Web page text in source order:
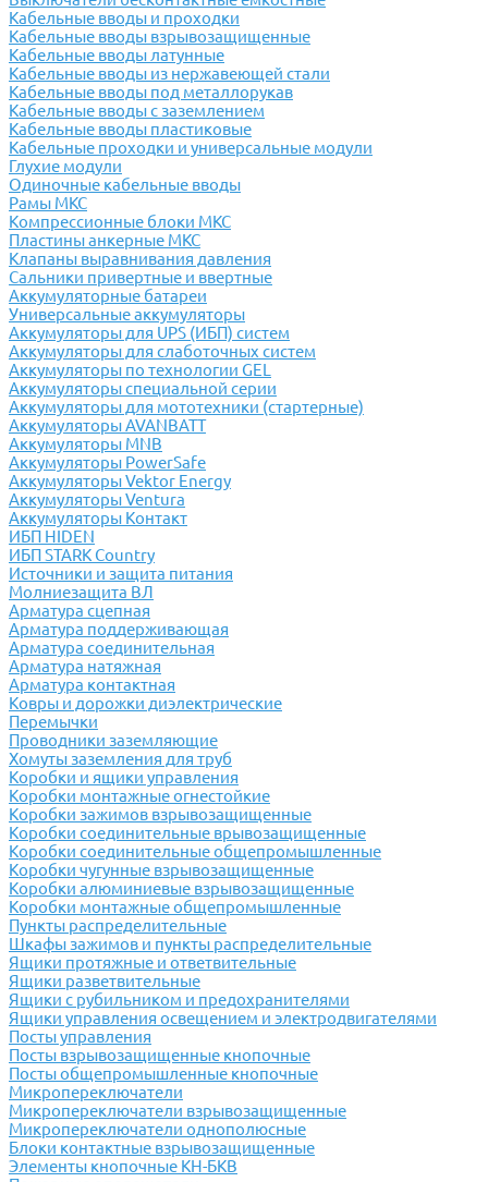
Кабельные вводы и проходки
Кабельные вводы взрывозащищенные
Кабельные вводы латунные
Кабельные вводы из нержавеющей стали
Кабельные вводы под металлорукав
Кабельные вводы с заземлением
Кабельные вводы пластиковые
Кабельные проходки и универсальные модули
Глухие модули
Одиночные кабельные вводы
Рамы МКС
Компрессионные блоки МКС
Пластины анкерные МКС
Клапаны выравнивания давления
Сальники привертные и ввертные
Аккумуляторные батареи
Универсальные аккумуляторы
Аккумуляторы для UPS (ИБП) систем
Аккумуляторы для слаботочных систем
Аккумуляторы по технологии GEL
Аккумуляторы специальной серии
Аккумуляторы для мототехники (стартерные)
Аккумуляторы AVANBATT
Аккумуляторы MNB
Аккумуляторы PowerSafe
Аккумуляторы Vektor Energy
Аккумуляторы Ventura
Аккумуляторы Контакт
ИБП HIDEN
ИБП STARK Country
Источники и защита питания
Молниезащита ВЛ
Арматура сцепная
Арматура поддерживающая
Арматура соединительная
Арматура натяжная
Арматура контактная
Ковры и дорожки диэлектрические
Перемычки
Проводники заземляющие
Хомуты заземления для труб
Коробки и ящики управления
Коробки монтажные огнестойкие
Коробки зажимов взрывозащищенные
Коробки соединительные врывозащищенные
Коробки соединительные общепромышленные
Коробки чугунные взрывозащищенные
Коробки алюминиевые взрывозащищенные
Коробки монтажные общепромышленные
Пункты распределительные
Шкафы зажимов и пункты распределительные
Ящики протяжные и ответвительные
Ящики разветвительные
Ящики с рубильником и предохранителями
Ящики управления освещением и электродвигателями
Посты управления
Посты взрывозащищенные кнопочные
Посты общепромышленные кнопочные
Микропереключатели
Микропереключатели взрывозащищенные
Микропереключатели однополюсные
Блоки контактные взрывозащищенные
Элементы кнопочные КН-БКВ